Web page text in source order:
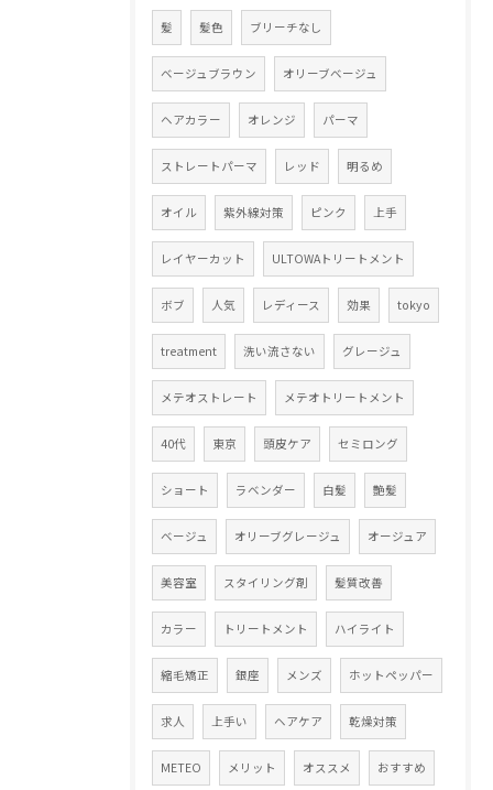
髪 髪色 ブリーチなし
ベージュブラウン オリーブベージュ
ヘアカラー オレンジ パーマ
ストレートパーマ レッド 明るめ
オイル 紫外線対策 ピンク 上手
レイヤーカット ULTOWAトリートメント
ボブ 人気 レディース 効果 tokyo
treatment 洗い流さない グレージュ
メテオストレート メテオトリートメント
40代 東京 頭皮ケア セミロング
ショート ラベンダー 白髪 艶髪
ベージュ オリーブグレージュ オージュア
美容室 スタイリング剤 髪質改善
カラー トリートメント ハイライト
縮毛矯正 銀座 メンズ ホットペッパー
求人 上手い ヘアケア 乾燥対策
METEO メリット オススメ おすすめ